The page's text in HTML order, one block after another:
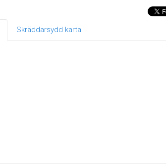
Skräddarsydd karta